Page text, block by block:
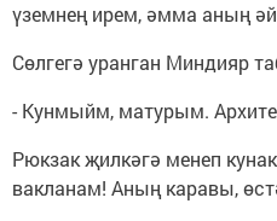
үземнең ирем, әмма аның
Сөлгегә уранган Миндияр
- Кунмыйм, матурым.
Рюкзак җилкәгә менеп
вакланам! Аның каравы,